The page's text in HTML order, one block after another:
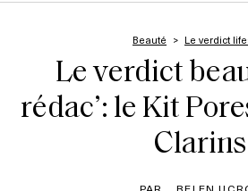
Beauté Le verdict
Le verdict
rédac’: le Kit
Clarins